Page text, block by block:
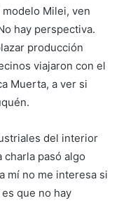
Milei, ven
hay perspectiva.
producción
viajaron con el
Muerta, a ver si
del interior
charla pasó algo
mí no me interesa si
que no hay